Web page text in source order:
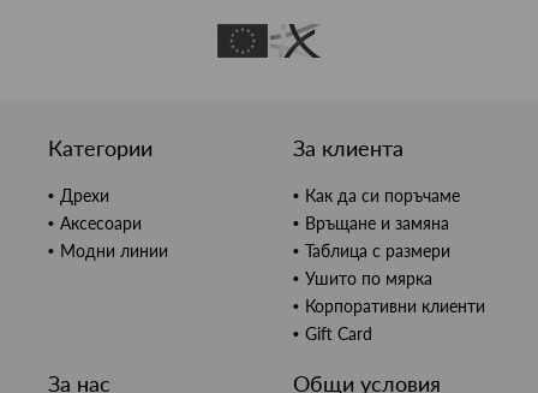
Категории
Дрехи
Аксесоари
Модни линии
За клиента
Как да си поръчаме
Връщане и замяна
Таблица с размери
Ушито по мярка
Корпоративни клиенти
Gift Card
За нас Общи условия